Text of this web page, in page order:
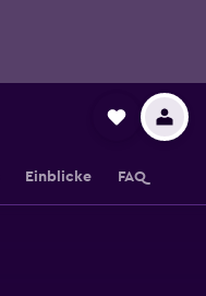
Einblicke FAQ